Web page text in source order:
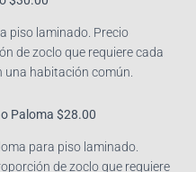
piso laminado. Precio
de zoclo que requiere cada
una habitación común.
Paloma $28.00
para piso laminado.
de zoclo que requiere